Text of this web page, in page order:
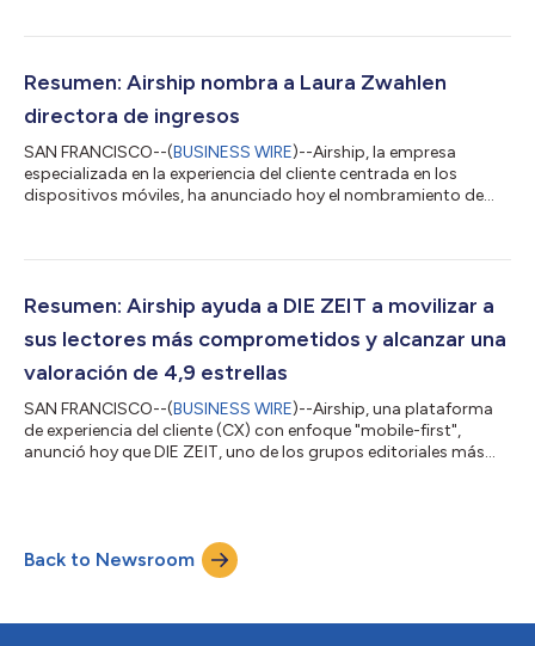
mismo tiempo, dio a conocer los resultados de un estudio
Impact™ (TEI), encargado a Forrester Consulting en julio de
2026. El estudio conc...
Resumen: Airship nombra a Laura Zwahlen
directora de ingresos
SAN FRANCISCO--(BUSINESS WIRE)--Airship, la empresa
especializada en la experiencia del cliente centrada en los
dispositivos móviles, ha anunciado hoy el nombramiento de
internacional y se encargará de mejorar la coordinación, la
cuentas y éxito del cliente de Airship, con el fin de mejorar la
Resumen: Airship ayuda a DIE ZEIT a movilizar a
sus lectores más comprometidos y alcanzar una
valoración de 4,9 estrellas
SAN FRANCISCO--(BUSINESS WIRE)--Airship, una plataforma
de experiencia del cliente (CX) con enfoque "mobile-first",
anunció hoy que DIE ZEIT, uno de los grupos editoriales más
desde 2,7 estrellas a principios de 2026 hasta alcanzar 4,9
estrellas, muy cerca de la mejor puntuación posible. En un
momento en que much...
Back to Newsroom